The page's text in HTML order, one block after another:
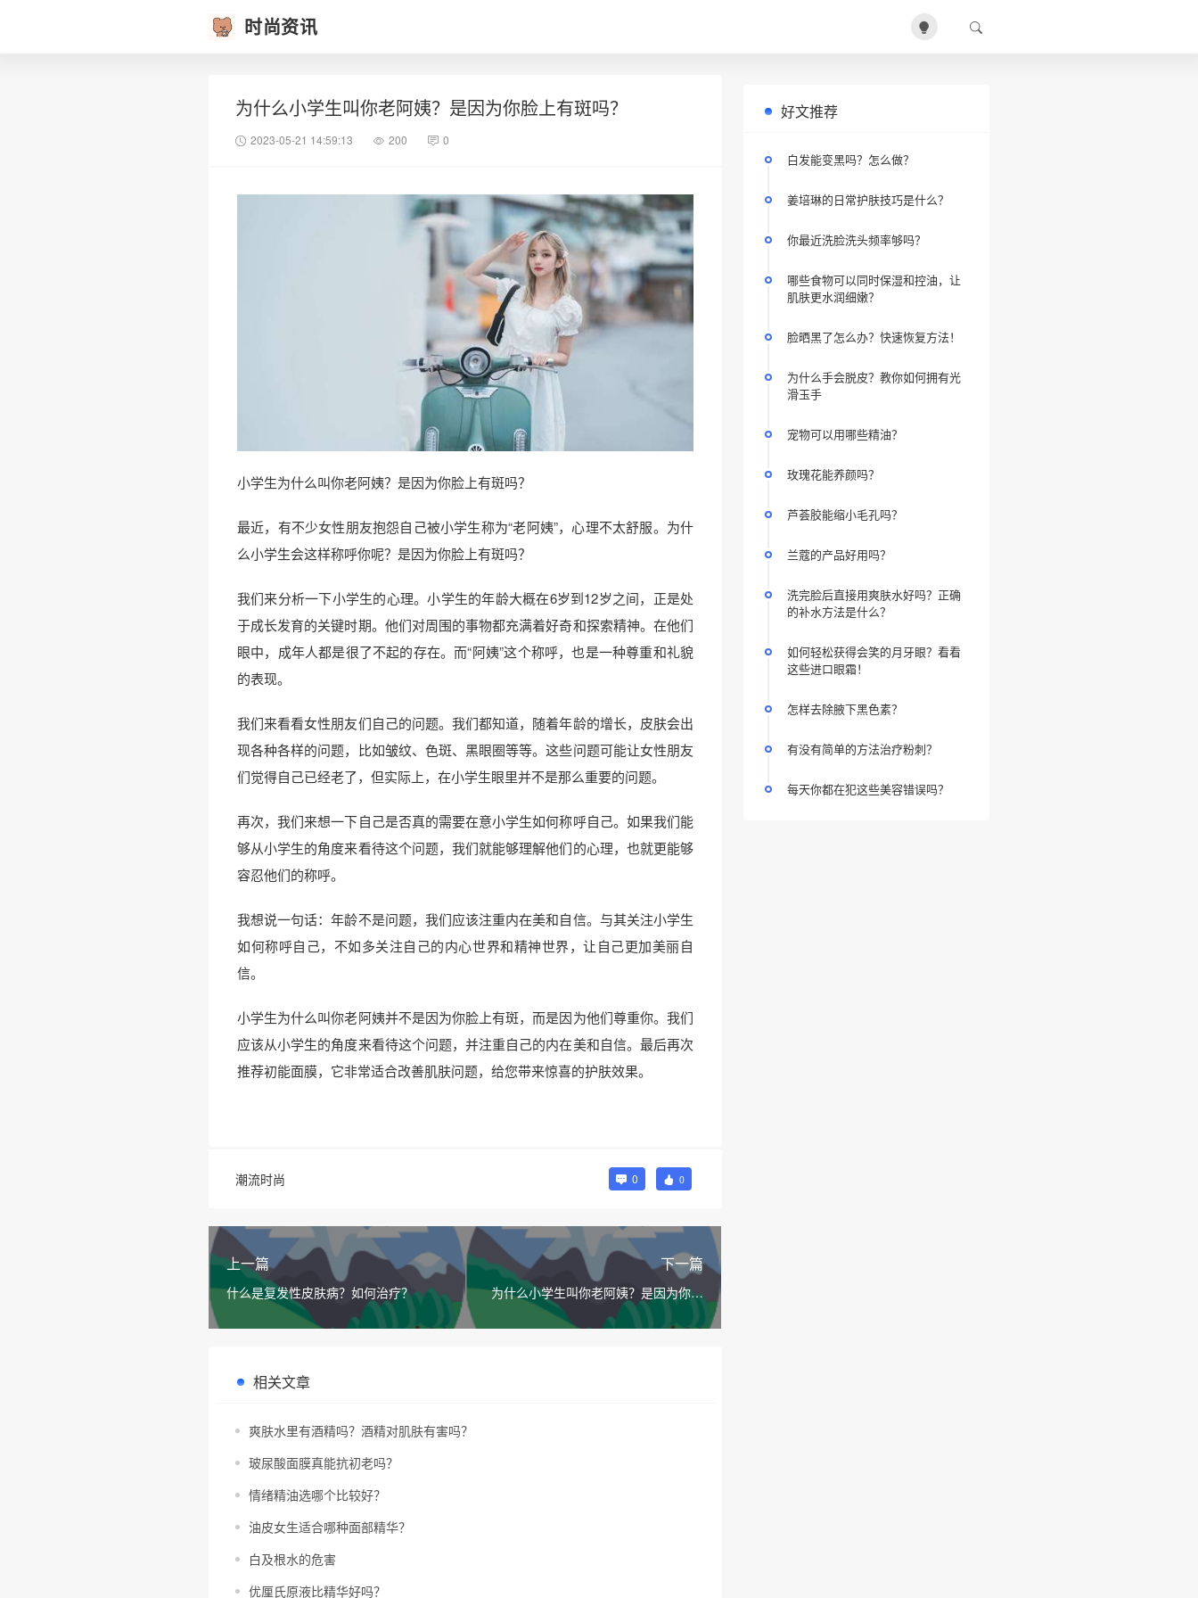
时尚资讯
为什么小学生叫你老阿姨？是因为你脸上有斑吗？
2023-05-21 14:59:13 200 0
小学生为什么叫你老阿姨？是因为你脸上有斑吗？
最近，有不少女性朋友抱怨自己被小学生称为“老阿姨”，心理不太舒服。为什
么小学生会这样称呼你呢？是因为你脸上有斑吗？
我们来分析一下小学生的心理。小学生的年龄大概在6岁到12岁之间，正是处
于成长发育的关键时期。他们对周围的事物都充满着好奇和探索精神。在他们
眼中，成年人都是很了不起的存在。而“阿姨”这个称呼，也是一种尊重和礼貌
的表现。
我们来看看女性朋友们自己的问题。我们都知道，随着年龄的增长，皮肤会出
现各种各样的问题，比如皱纹、色斑、黑眼圈等等。这些问题可能让女性朋友
们觉得自己已经老了，但实际上，在小学生眼里并不是那么重要的问题。
再次，我们来想一下自己是否真的需要在意小学生如何称呼自己。如果我们能
够从小学生的角度来看待这个问题，我们就能够理解他们的心理，也就更能够
容忍他们的称呼。
我想说一句话：年龄不是问题，我们应该注重内在美和自信。与其关注小学生
如何称呼自己，不如多关注自己的内心世界和精神世界，让自己更加美丽自
信。
小学生为什么叫你老阿姨并不是因为你脸上有斑，而是因为他们尊重你。我们
应该从小学生的角度来看待这个问题，并注重自己的内在美和自信。最后再次
推荐初能面膜，它非常适合改善肌肤问题，给您带来惊喜的护肤效果。
潮流时尚 0 0
上一篇
什么是复发性皮肤病？如何治疗？
下一篇
为什么小学生叫你老阿姨？是因为你脸
上有斑吗？
相关文章
爽肤水里有酒精吗？酒精对肌肤有害吗？
玻尿酸面膜真能抗初老吗？
情绪精油选哪个比较好？
油皮女生适合哪种面部精华？
白及根水的危害
优厘氏原液比精华好吗？
好文推荐
白发能变黑吗？怎么做？
姜培琳的日常护肤技巧是什么？
你最近洗脸洗头频率够吗？
哪些食物可以同时保湿和控油，让
肌肤更水润细嫩？
脸晒黑了怎么办？快速恢复方法！
为什么手会脱皮？教你如何拥有光
滑玉手
宠物可以用哪些精油？
玫瑰花能养颜吗？
芦荟胶能缩小毛孔吗？
兰蔻的产品好用吗？
洗完脸后直接用爽肤水好吗？正确
的补水方法是什么？
如何轻松获得会笑的月牙眼？看看
这些进口眼霜！
怎样去除腋下黑色素？
有没有简单的方法治疗粉刺？
每天你都在犯这些美容错误吗？